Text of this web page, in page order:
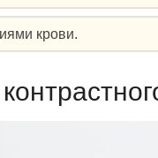
крови.